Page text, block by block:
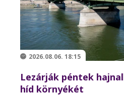
2026.08.06. 18:15
Lezárják péntek
híd környékét